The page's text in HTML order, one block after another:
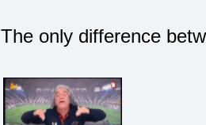
The only difference